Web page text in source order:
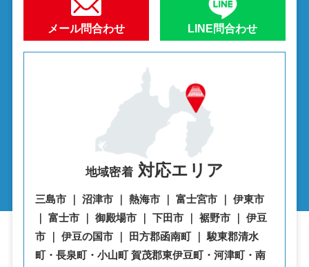
メール問合わせ LINE問合わせ
地域密着対応エリア
三島市 ｜ 沼津市 ｜ 熱海市 ｜ 富士宮市 ｜ 伊東市
｜ 富士市 ｜ 御殿場市 ｜ 下田市 ｜ 裾野市 ｜ 伊豆
市 ｜ 伊豆の国市 ｜ 田方郡函南町 ｜ 駿東郡清水
町・⾧泉町・小山町 賀茂郡東伊豆町・河津町・南